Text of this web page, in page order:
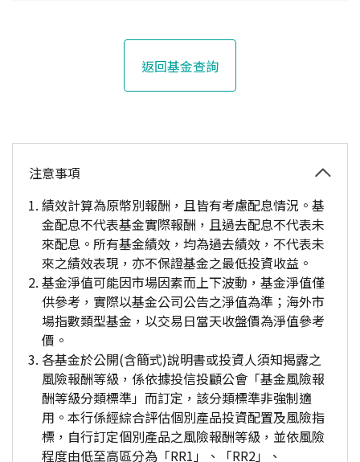
返回基金查詢
注意事項
績效計算為原幣別報酬，且皆有考慮配息情況。基
金配息不代表基金實際報酬，且過去配息不代表未
來配息。所有基金績效，均為過去績效，不代表未
來之績效表現，亦不保證基金之最低投資收益。
基金淨值可能因市場因素而上下波動，基金淨值僅
供參考，實際以基金公司公告之淨值為準；海外市
場指數類型基金，以交易日當天收盤價為淨值參考
價。
各基金於公開(含簡式)說明書或投資人須知揭露之
風險報酬等級，係依據投信投顧公會「基金風險報
酬等級分類標準」而訂定，該分類標準非強制適
用。本行係經綜合評估個別產品投資配置及風險指
標，自行訂定個別產品之風險報酬等級，並依風險
程度由低至高區分為「RR1」、「RR2」、